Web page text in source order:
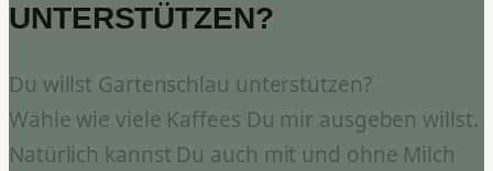
UNTERSTÜTZEN?
Du willst Gartenschlau unterstützen?
Wähle wie viele Kaffees Du mir ausgeben willst.
Natürlich kannst Du auch mit und ohne Milch